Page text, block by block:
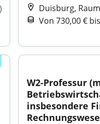
Duisburg, Raum
Von 730,00 €
W2-Professur
insbesondere